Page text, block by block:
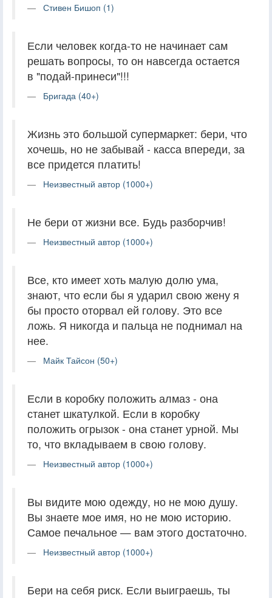
Стивен Бишоп (1)
Если человек когда-то не начинает сам
решать вопросы, то он навсегда остается
в "подай-принеси"!!!
Бригада (40+)
Жизнь это большой супермаркет: бери, что
хочешь, но не забывай - касса впереди, за
все придется платить!
Неизвестный автор (1000+)
Не бери от жизни все. Будь разборчив!
Неизвестный автор (1000+)
Все, кто имеет хоть малую долю ума,
знают, что если бы я ударил свою жену я
бы просто оторвал ей голову. Это все
ложь. Я никогда и пальца не поднимал на
нее.
Майк Тайсон (50+)
Если в коробку положить алмаз - она
станет шкатулкой. Если в коробку
положить огрызок - она станет урной. Мы
то, что вкладываем в свою голову.
Неизвестный автор (1000+)
Вы видите мою одежду, но не мою душу.
Вы знаете мое имя, но не мою историю.
Самое печальное — вам этого достаточно.
Неизвестный автор (1000+)
Бери на себя риск. Если выиграешь, ты